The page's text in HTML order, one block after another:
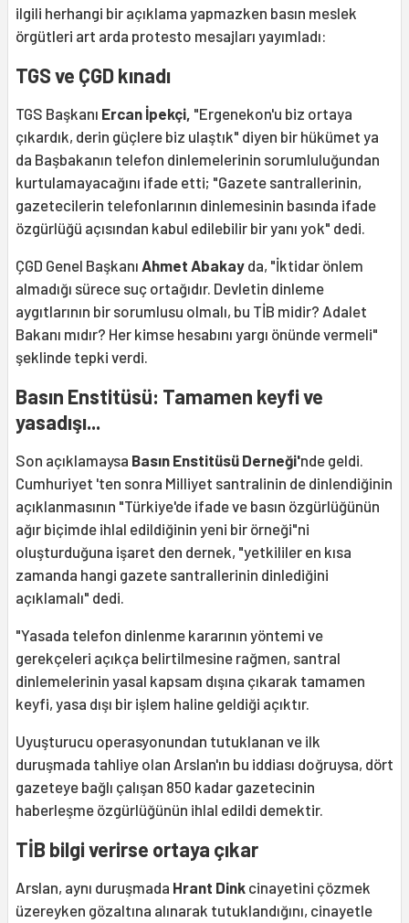
ilgili herhangi bir açıklama yapmazken basın meslek
örgütleri art arda protesto mesajları yayımladı:
TGS ve ÇGD kınadı
TGS Başkanı Ercan İpekçi, "Ergenekon'u biz ortaya
çıkardık, derin güçlere biz ulaştık" diyen bir hükümet ya
da Başbakanın telefon dinlemelerinin sorumluluğundan
kurtulamayacağını ifade etti; "Gazete santrallerinin,
gazetecilerin telefonlarının dinlemesinin basında ifade
özgürlüğü açısından kabul edilebilir bir yanı yok" dedi.
ÇGD Genel Başkanı Ahmet Abakay da, "İktidar önlem
almadığı sürece suç ortağıdır. Devletin dinleme
aygıtlarının bir sorumlusu olmalı, bu TİB midir? Adalet
Bakanı mıdır? Her kimse hesabını yargı önünde vermeli"
şeklinde tepki verdi.
Basın Enstitüsü: Tamamen keyfi ve
yasadışı...
Son açıklamaysa Basın Enstitüsü Derneği'nde geldi.
Cumhuriyet 'ten sonra Milliyet santralinin de dinlendiğinin
açıklanmasının "Türkiye'de ifade ve basın özgürlüğünün
ağır biçimde ihlal edildiğinin yeni bir örneği"ni
oluşturduğuna işaret den dernek, "yetkililer en kısa
zamanda hangi gazete santrallerinin dinlediğini
açıklamalı" dedi.
"Yasada telefon dinlenme kararının yöntemi ve
gerekçeleri açıkça belirtilmesine rağmen, santral
dinlemelerinin yasal kapsam dışına çıkarak tamamen
keyfi, yasa dışı bir işlem haline geldiği açıktır.
Uyuşturucu operasyonundan tutuklanan ve ilk
duruşmada tahliye olan Arslan'ın bu iddiası doğruysa, dört
gazeteye bağlı çalışan 850 kadar gazetecinin
haberleşme özgürlüğünün ihlal edildi demektir.
TİB bilgi verirse ortaya çıkar
Arslan, aynı duruşmada Hrant Dink cinayetini çözmek
üzereyken gözaltına alınarak tutuklandığını, cinayetle